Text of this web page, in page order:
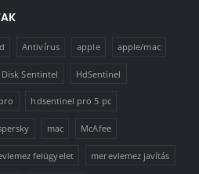
Antivírus apple apple/mac
Sentintel HdSentinel
hdsentinel pro 5 pc
mac McAfee
felügyelet merevlemez javítás